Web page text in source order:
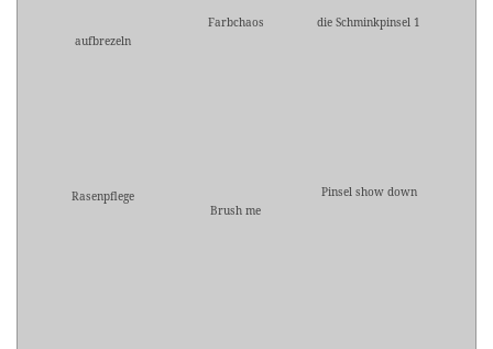
aufbrezeln
Farbchaos die Schminkpinsel 1
Rasenpflege
Brush me
Pinsel show down